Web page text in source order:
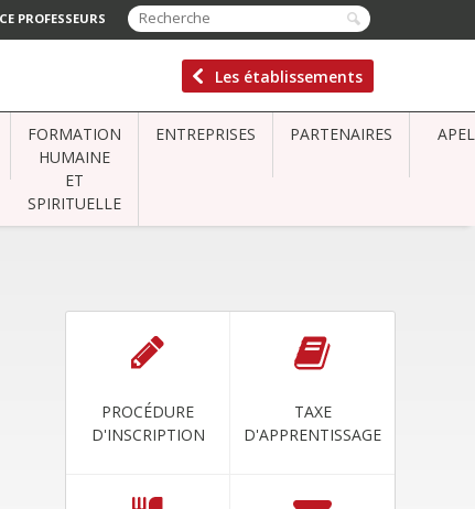
PROFESSEURS
Les établissements
FORMATION
HUMAINE
ET
SPIRITUELLE
ENTREPRISES PARTENAIRES APEL
PROCÉDURE
D'INSCRIPTION
TAXE
D'APPRENTISSAGE